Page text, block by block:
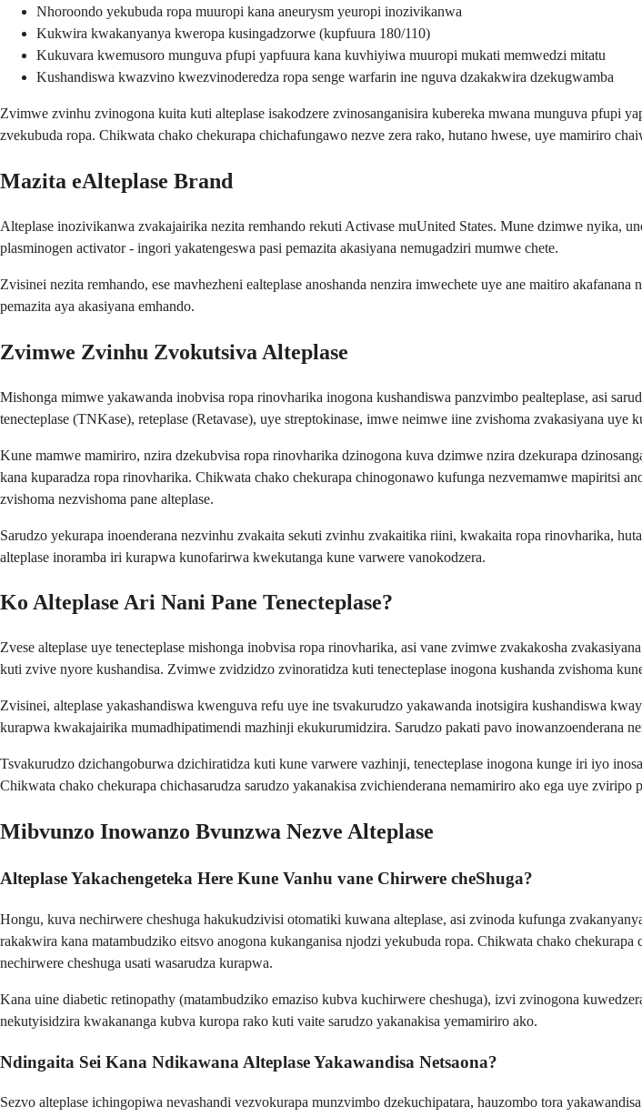
Nhoroondo yekubuda ropa muuropi kana aneurysm yeuropi inozivikanwa
Kukwira kwakanyanya kweropa kusingadzorwe (kupfuura 180/110)
Kukuvara kwemusoro munguva pfupi yapfuura kana kuvhiyiwa muuropi mukati memwedzi mitatu
Kushandiswa kwazvino kwezvinoderedza ropa senge warfarin ine nguva dzakakwira dzekugwamba
Zvimwe zvinhu zvinogona kuita kuti alteplase isakodzere zvinosanganisira kubereka mwana munguva pfupi
zvekubuda ropa. Chikwata chako chekurapa chichafungawo nezve zera rako, hutano hwese, uye mamiriro
Mazita eAlteplase Brand
Alteplase inozivikanwa zvakajairika nezita remhando rekuti Activase muUnited States. Mune dzimwe nyika,
plasminogen activator - ingori yakatengeswa pasi pemazita akasiyana nemugadziri mumwe chete.
Zvisinei nezita remhando, ese mavhezheni ealteplase anoshanda nenzira imwechete uye ane maitiro
pemazita aya akasiyana emhando.
Zvimwe Zvinhu Zvokutsiva Alteplase
Mishonga mimwe yakawanda inobvisa ropa rinovharika inogona kushandiswa panzvimbo pealteplase, asi
tenecteplase (TNKase), reteplase (Retavase), uye streptokinase, imwe neimwe iine zvishoma zvakasiyana uye
Kune mamwe mamiriro, nzira dzekubvisa ropa rinovharika dzinogona kuva dzimwe nzira dzekurapa
kana kuparadza ropa rinovharika. Chikwata chako chekurapa chinogonawo kufunga nezvemamwe mapiritsi
zvishoma nezvishoma pane alteplase.
Sarudzo yekurapa inoenderana nezvinhu zvakaita sekuti zvinhu zvakaitika riini, kwakaita ropa rinovharika,
alteplase inoramba iri kurapwa kunofarirwa kwekutanga kune varwere vanokodzera.
Ko Alteplase Ari Nani Pane Tenecteplase?
Zvese alteplase uye tenecteplase mishonga inobvisa ropa rinovharika, asi vane zvimwe zvakakosha
kuti zvive nyore kushandisa. Zvimwe zvidzidzo zvinoratidza kuti tenecteplase inogona kushanda zvishoma
Zvisinei, alteplase yakashandiswa kwenguva refu uye ine tsvakurudzo yakawanda inotsigira kushandiswa
kurapwa kwakajairika mumadhipatimendi mazhinji ekukurumidzira. Sarudzo pakati pavo inowanzoenderana
Tsvakurudzo dzichangoburwa dzichiratidza kuti kune varwere vazhinji, tenecteplase inogona kunge iri iyo
Chikwata chako chekurapa chichasarudza sarudzo yakanakisa zvichienderana nemamiriro ako ega uye zviripo
Mibvunzo Inowanzo Bvunzwa Nezve Alteplase
Alteplase Yakachengeteka Here Kune Vanhu vane Chirwere cheShuga?
Hongu, kuva nechirwere cheshuga hakukudzivisi otomatiki kuwana alteplase, asi zvinoda kufunga
rakakwira kana matambudziko eitsvo anogona kukanganisa njodzi yekubuda ropa. Chikwata chako
nechirwere cheshuga usati wasarudza kurapwa.
Kana uine diabetic retinopathy (matambudziko emaziso kubva kuchirwere cheshuga), izvi zvinogona
nekutyisidzira kwakananga kubva kuropa rako kuti vaite sarudzo yakanakisa yemamiriro ako.
Ndingaita Sei Kana Ndikawana Alteplase Yakawandisa Netsaona?
Sezvo alteplase ichingopiwa nevashandi vezvokurapa munzvimbo dzekuchipatara, hauzombo tora